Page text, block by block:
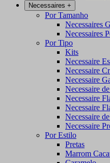
Necessaires +
Por Tamanho
Necessaires
Necessaires
Por Tipo
Kits
Necessaire
Necessaire
Necessaire
Necessaire
Necessaire
Necessaire
Necessaire
Necessaire
Por Estilo
Pretas
Marrom